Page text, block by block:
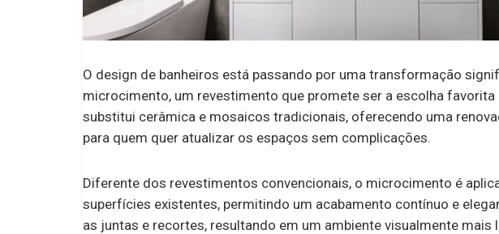
O design de banheiros está passando por uma transformação
microcimento, um revestimento que promete ser a escolha favorita
substitui cerâmica e mosaicos tradicionais, oferecendo uma
para quem quer atualizar os espaços sem complicações.
Diferente dos revestimentos convencionais, o microcimento é
superfícies existentes, permitindo um acabamento contínuo e
as juntas e recortes, resultando em um ambiente visualmente